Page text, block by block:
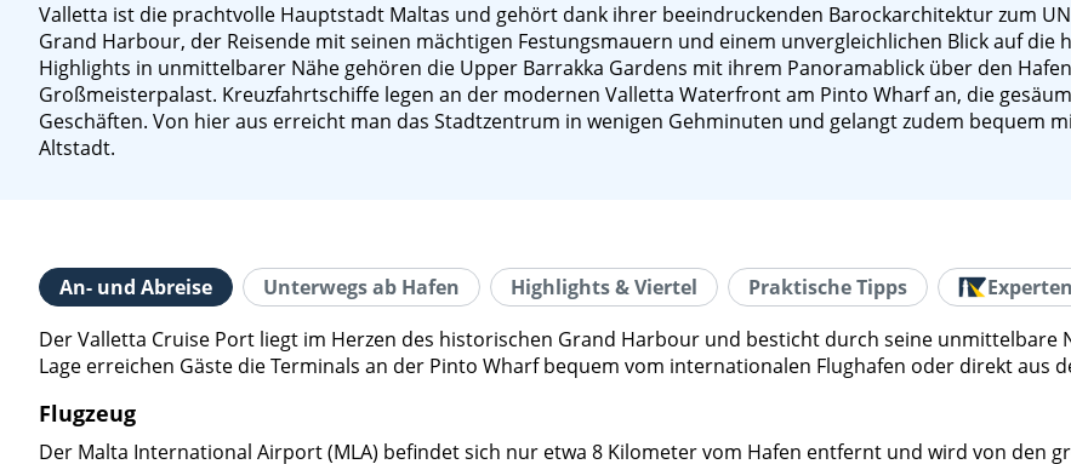
Valletta ist die prachtvolle Hauptstadt Maltas und gehört dank ihrer beeindruckenden Barockarchitektur zum
Grand Harbour, der Reisende mit seinen mächtigen Festungsmauern und einem unvergleichlichen Blick auf
Highlights in unmittelbarer Nähe gehören die Upper Barrakka Gardens mit ihrem Panoramablick über den
Großmeisterpalast. Kreuzfahrtschiffe legen an der modernen Valletta Waterfront am Pinto Wharf an, die
Geschäften. Von hier aus erreicht man das Stadtzentrum in wenigen Gehminuten und gelangt zudem bequem
Altstadt.
An- und Abreise Unterwegs ab Hafen Highlights & Viertel Praktische Tipps
Der Valletta Cruise Port liegt im Herzen des historischen Grand Harbour und besticht durch seine unmittelbare
Lage erreichen Gäste die Terminals an der Pinto Wharf bequem vom internationalen Flughafen oder direkt aus
Flugzeug
Der Malta International Airport (MLA) befindet sich nur etwa 8 Kilometer vom Hafen entfernt und wird von den